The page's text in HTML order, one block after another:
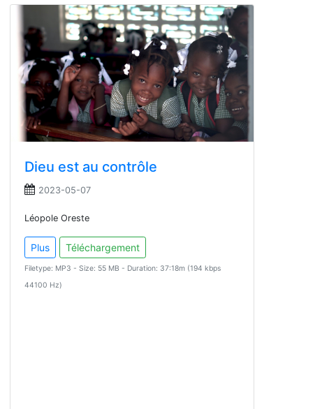
Dieu est au contrôle
2023-05-07
Léopole Oreste
Plus Téléchargement
Filetype: MP3 - Size: 55 MB - Duration: 37:18m (194 kbps
44100 Hz)